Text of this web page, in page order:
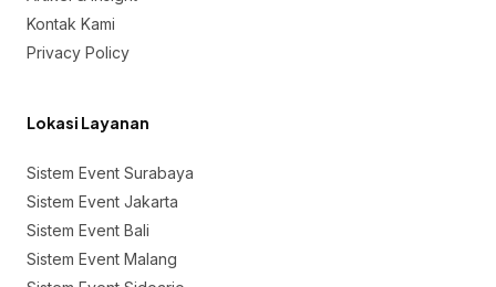
Kontak Kami
Privacy Policy
Lokasi Layanan
Sistem Event Surabaya
Sistem Event Jakarta
Sistem Event Bali
Sistem Event Malang